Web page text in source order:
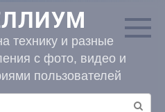
технику и разные
с фото, видео и
пользователей